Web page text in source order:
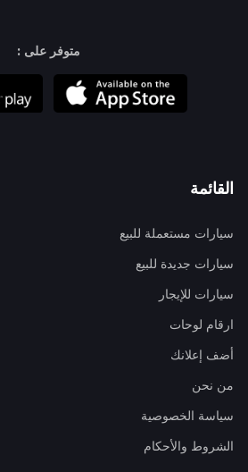
متوفر على :
القائمة
سيارات مستعملة للبيع
سيارات جديدة للبيع
سيارات للإيجار
ارقام لوحات
أضف إعلانك
من نحن
سياسة الخصوصية
الشروط والأحكام